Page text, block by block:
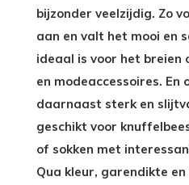
bijzonder veelzijdig. Zo
aan en valt het mooi en
ideaal is voor het breien
en modeaccessoires. En
daarnaast sterk en
geschikt voor
of sokken met
Qua kleur, garendikte